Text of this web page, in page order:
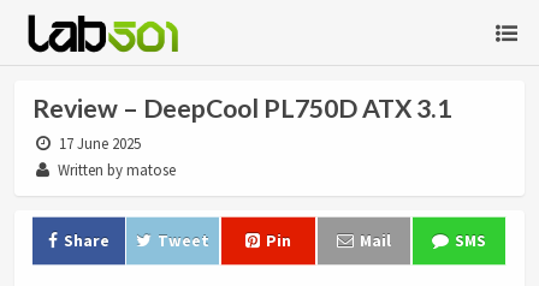
Review – DeepCool PL750D ATX 3.1
17 June 2025
Written by matose
Share Tweet Pin Mail SMS